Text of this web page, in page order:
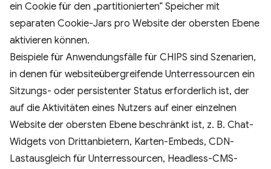
ein Cookie für den „partitionierten“ Speicher mit
separaten Cookie-Jars pro Website der obersten Ebene
aktivieren können.
Beispiele für Anwendungsfälle für CHIPS sind Szenarien,
in denen für websiteübergreifende Unterressourcen ein
Sitzungs- oder persistenter Status erforderlich ist, der
auf die Aktivitäten eines Nutzers auf einer einzelnen
Website der obersten Ebene beschränkt ist, z. B. Chat-
Widgets von Drittanbietern, Karten-Embeds, CDN-
Lastausgleich für Unterressourcen, Headless-CMS-